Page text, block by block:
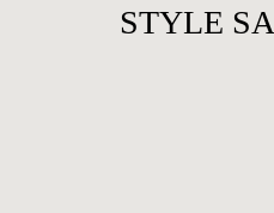
STYLE